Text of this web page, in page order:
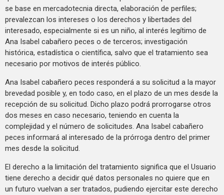
se base en mercadotecnia directa, elaboración de perfiles;
prevalezcan los intereses o los derechos y libertades del
interesado, especialmente si es un niño, al interés legítimo de
Ana Isabel cabañero peces o de terceros; investigación
histórica, estadística o científica, salvo que el tratamiento sea
necesario por motivos de interés público.
Ana Isabel cabañero peces responderá a su solicitud a la mayor
brevedad posible y, en todo caso, en el plazo de un mes desde la
recepción de su solicitud. Dicho plazo podrá prorrogarse otros
dos meses en caso necesario, teniendo en cuenta la
complejidad y el número de solicitudes. Ana Isabel cabañero
peces informará al interesado de la prórroga dentro del primer
mes desde la solicitud.
El derecho a la limitación del tratamiento significa que el Usuario
tiene derecho a decidir qué datos personales no quiere que en
un futuro vuelvan a ser tratados, pudiendo ejercitar este derecho